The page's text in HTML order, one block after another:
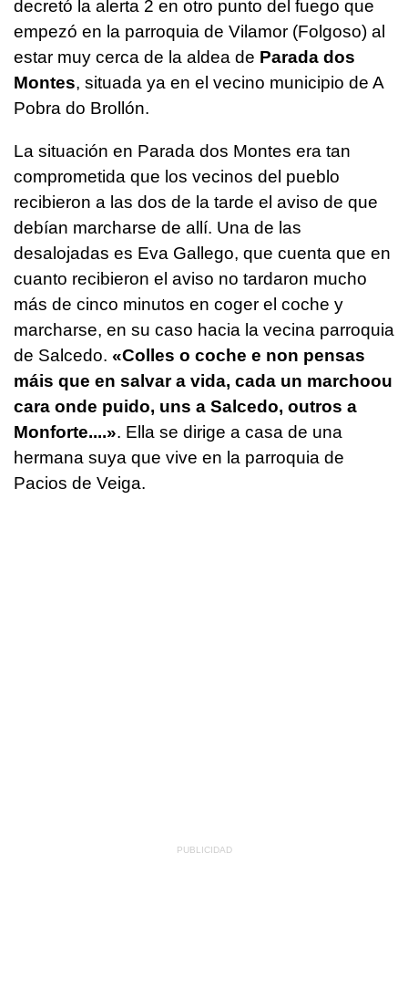
decretó la alerta 2 en otro punto del fuego que
empezó en la parroquia de Vilamor (Folgoso) al
estar muy cerca de la aldea de Parada dos
Montes, situada ya en el vecino municipio de A
Pobra do Brollón.
La situación en Parada dos Montes era tan
comprometida que los vecinos del pueblo
recibieron a las dos de la tarde el aviso de que
debían marcharse de allí. Una de las
desalojadas es Eva Gallego, que cuenta que en
cuanto recibieron el aviso no tardaron mucho
más de cinco minutos en coger el coche y
marcharse, en su caso hacia la vecina parroquia
de Salcedo. «Colles o coche e non pensas
máis que en salvar a vida, cada un marchoou
cara onde puido, uns a Salcedo, outros a
Monforte....». Ella se dirige a casa de una
hermana suya que vive en la parroquia de
Pacios de Veiga.